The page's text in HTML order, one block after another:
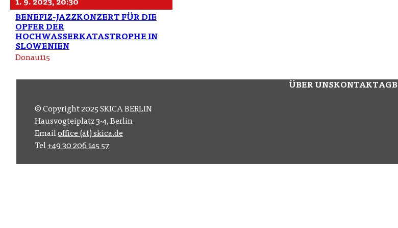
1. 9. 2023, 20:30
BENEFIZ-JAZZKONZERT FÜR DIE
OPFER DER
HOCHWASSERKATASTROPHE IN
SLOWENIEN
Donau115
ÜBER UNSKONTAKTAGB
© Copyright 2025 SKICA BERLIN
Hausvogteiplatz 3-4, Berlin
Emailoffice (at) skica.de
Tel+49 30 206 145 57